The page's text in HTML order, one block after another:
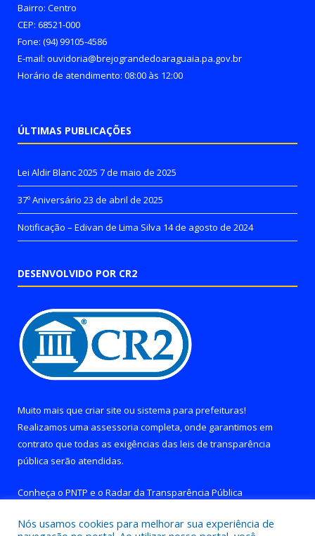
Bairro: Centro
CEP: 68521-000
Fone: (94) 99105-4586
E-mail: ouvidoria@brejograndedoaraguaia.pa.gov.br
Horário de atendimento: 08:00 às 12:00
ÚLTIMAS PUBLICAÇÕES
Lei Aldir Blanc 2025 7 de maio de 2025
37º Aniversário 23 de abril de 2025
Notificação – Edivan de Lima Silva 14 de agosto de 2024
DESENVOLVIDO POR CR2
Muito mais que criar site ou sistema para prefeituras!
Realizamos uma assessoria completa, onde garantimos em
contrato que todas as exigências das leis de transparência
pública serão atendidas.
Conheça o PNTP e o Radar da Transparência Pública
Nós usamos cookies para melhorar sua experiência de